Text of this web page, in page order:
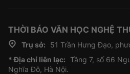
THỜI BÁO VĂN HỌC NGHỆ
Trụ sở:
51 Trần Hưng Đạo,
* Địa chỉ liên lạc: Tầng 7, số 66
Nghĩa Đô, Hà Nội.